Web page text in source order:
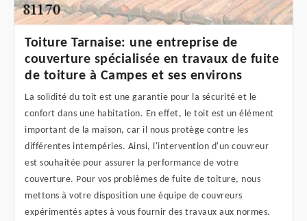
Toiture Tarnaise: une entreprise de
couverture spécialisée en travaux de fuite
de toiture à Campes et ses environs
La solidité du toit est une garantie pour la sécurité et le
confort dans une habitation. En effet, le toit est un élément
important de la maison, car il nous protège contre les
différentes intempéries. Ainsi, l'intervention d'un couvreur
est souhaitée pour assurer la performance de votre
couverture. Pour vos problèmes de fuite de toiture, nous
mettons à votre disposition une équipe de couvreurs
expérimentés aptes à vous fournir des travaux aux normes.